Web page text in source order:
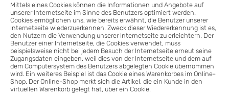
Mittels eines Cookies können die Informationen und Angebote auf
unserer Internetseite im Sinne des Benutzers optimiert werden.
Cookies ermöglichen uns, wie bereits erwähnt, die Benutzer unserer
Internetseite wiederzuerkennen. Zweck dieser Wiedererkennung ist es,
den Nutzern die Verwendung unserer Internetseite zu erleichtern. Der
Benutzer einer Internetseite, die Cookies verwendet, muss
beispielsweise nicht bei jedem Besuch der Internetseite erneut seine
Zugangsdaten eingeben, weil dies von der Internetseite und dem auf
dem Computersystem des Benutzers abgelegten Cookie übernommen
wird. Ein weiteres Beispiel ist das Cookie eines Warenkorbes im Online-
Shop. Der Online-Shop merkt sich die Artikel, die ein Kunde in den
virtuellen Warenkorb gelegt hat, über ein Cookie.